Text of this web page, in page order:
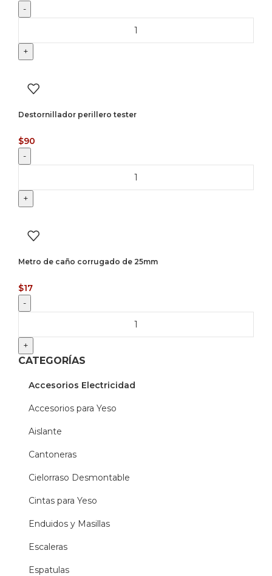
Destornillador perillero tester
$90
Metro de caño corrugado de 25mm
$17
CATEGORÍAS
Accesorios Electricidad
Accesorios para Yeso
Aislante
Cantoneras
Cielorraso Desmontable
Cintas para Yeso
Enduidos y Masillas
Escaleras
Espatulas